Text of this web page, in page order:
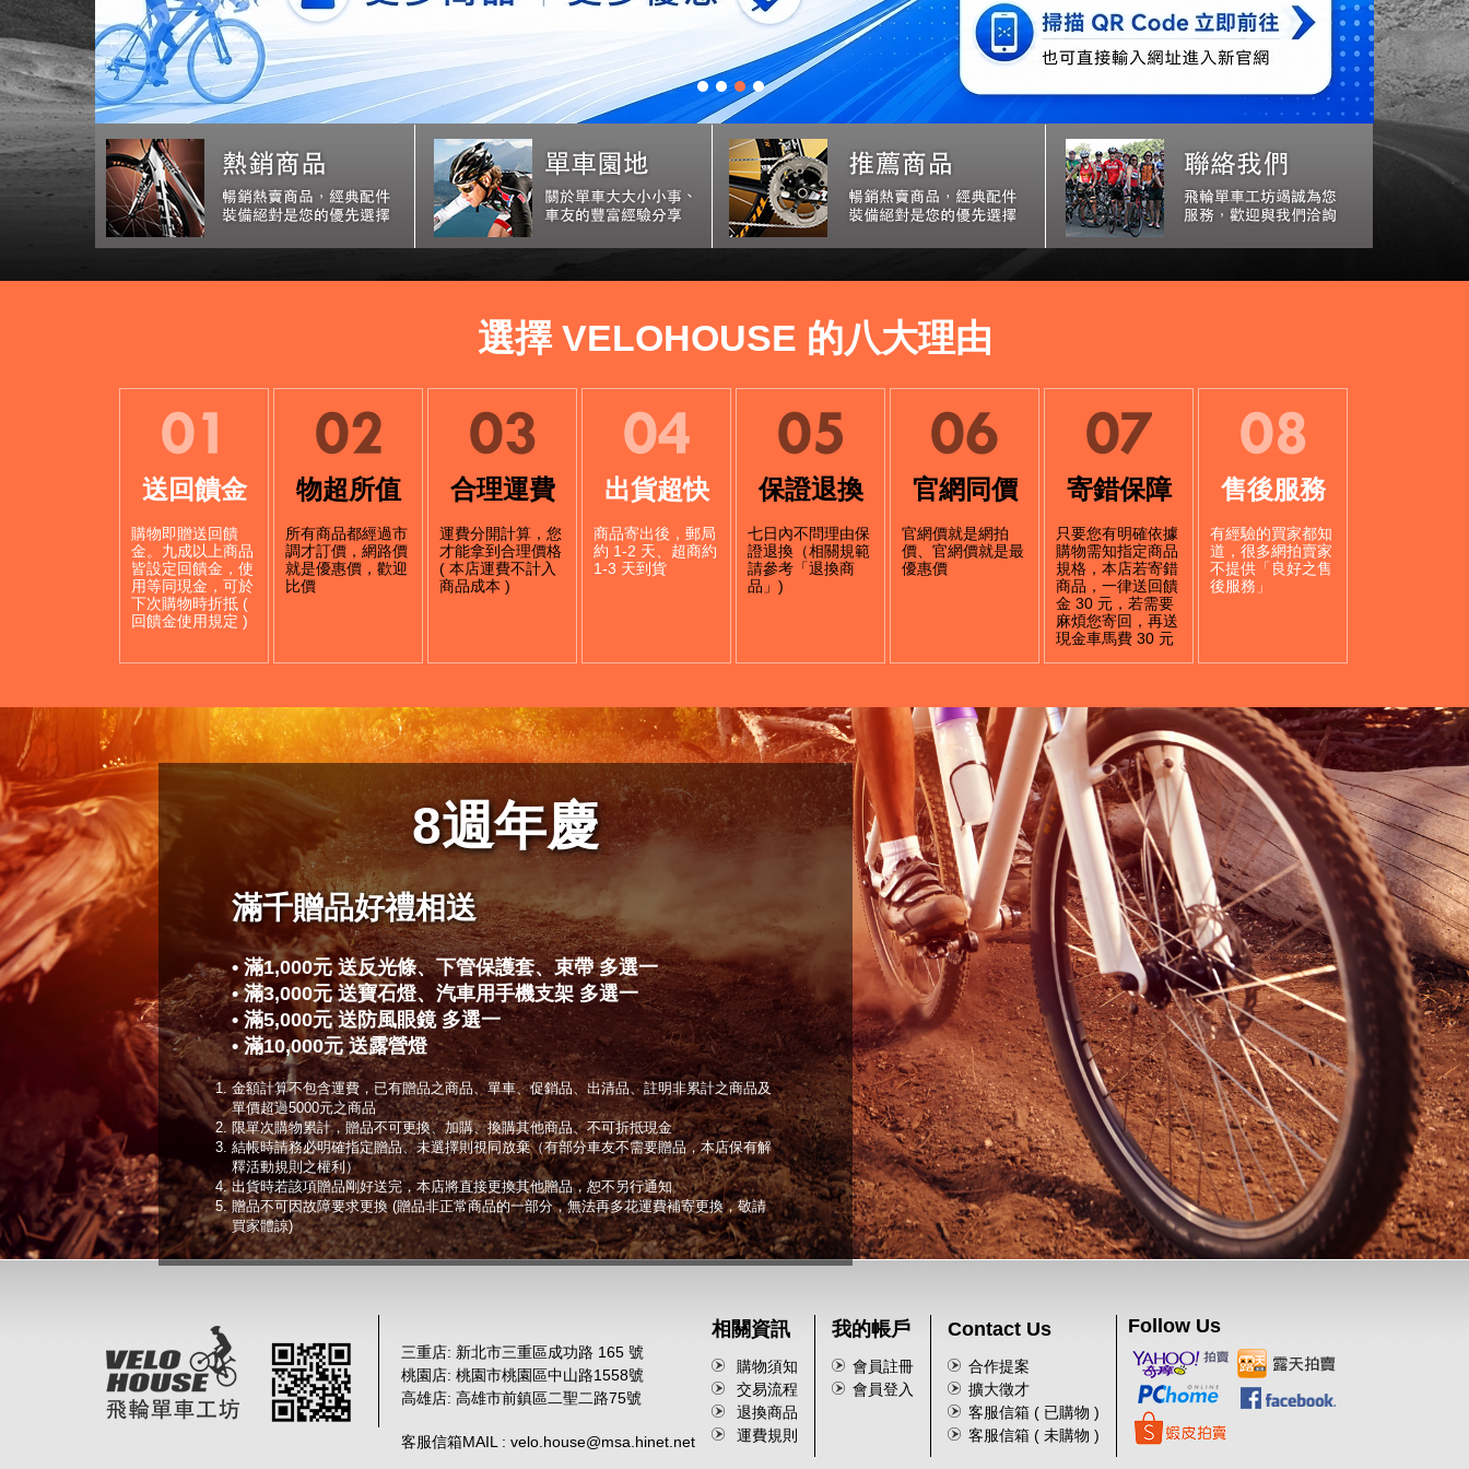
選擇 VELOHOUSE 的八大理由
送回饋金
購物即贈送回饋
金。九成以上商品
皆設定回饋金，使
用等同現金，可於
下次購物時折抵 (
回饋金使用規定 )
物超所值
所有商品都經過市
調才訂價，網路價
就是優惠價，歡迎
比價
合理運費
運費分開計算，您
才能拿到合理價格
( 本店運費不計入
商品成本 )
出貨超快
商品寄出後，郵局
約 1-2 天、超商約
1-3 天到貨
保證退換
七日內不問理由保
證退換（相關規範
請參考「退換商
品」)
官網同價
官網價就是網拍
價、官網價就是最
優惠價
寄錯保障
只要您有明確依據
購物需知指定商品
規格，本店若寄錯
商品，一律送回饋
金 30 元，若需要
麻煩您寄回，再送
現金車馬費 30 元
售後服務
有經驗的買家都知
道，很多網拍賣家
不提供「良好之售
後服務」
8週年慶
滿千贈品好禮相送
• 滿1,000元 送反光條、下管保護套、束帶 多選一
• 滿3,000元 送寶石燈、汽車用手機支架 多選一
• 滿5,000元 送防風眼鏡 多選一
• 滿10,000元 送露營燈
金額計算不包含運費，已有贈品之商品、單車、促銷品、出清品、註明非累計之商品及
單價超過5000元之商品
限單次購物累計，贈品不可更換、加購、換購其他商品、不可折抵現金
結帳時請務必明確指定贈品、未選擇則視同放棄（有部分車友不需要贈品，本店保有解
釋活動規則之權利）
出貨時若該項贈品剛好送完，本店將直接更換其他贈品，恕不另行通知
贈品不可因故障要求更換 (贈品非正常商品的一部分，無法再多花運費補寄更換，敬請
買家體諒)
三重店: 新北市三重區成功路 165 號
桃園店: 桃園市桃園區中山路1558號
高雄店: 高雄市前鎮區二聖二路75號
客服信箱MAIL : velo.house@msa.hinet.net
相關資訊
購物須知
交易流程
退換商品
運費規則
我的帳戶
會員註冊
會員登入
Contact Us
合作提案
擴大徵才
客服信箱 ( 已購物 )
客服信箱 ( 未購物 )
Follow Us